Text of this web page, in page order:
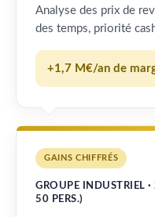
Analyse des prix de
des temps, priorité
+1,7 M€/an de
GAINS CHIFFRÉS
GROUPE INDUSTRIEL ·
50 PERS.)